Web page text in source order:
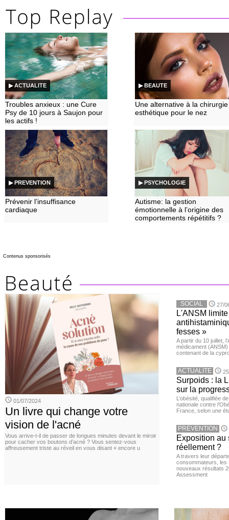
▶ ACTUALITE
Troubles anxieux : une Cure
Psy de 10 jours à Saujon pour
les actifs !
▶ BEAUTE
Une alternative à la chirurgie
esthétique pour le nez
▶ PREVENTION
Prévenir l’insuffisance
cardiaque
▶ PSYCHOLOGIE
Autisme: la gestion
émotionnelle à l’origine des
comportements répétitifs ?
Contenus sponsorisés
01/07/2024
Un livre qui change votre
vision de l'acné
Vous arrive-t-il de passer de longues minutes devant le miroir
pour cacher vos boutons d’acné ? Vous sentez-vous
affreusement triste au réveil en vous disant « encore u
SOCIAL 27/
L'ANSM
fesses »
A partir du 10 juillet,
médicament
contenant de la
ACTUALITE
Surpoids : la
sur la
L’obésité, qualifiée
nationale contre
France, selon une
PREVENTION
Exposition au
réellement ?
A travers leur
consommateurs, les
nouveaux résultats
Assessment